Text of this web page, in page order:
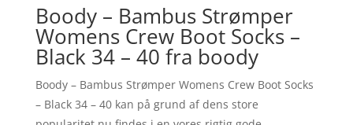
Boody – Bambus Strømper
Womens Crew Boot Socks –
Black 34 – 40 fra boody
Boody – Bambus Strømper Womens Crew Boot Socks
– Black 34 – 40 kan på grund af dens store